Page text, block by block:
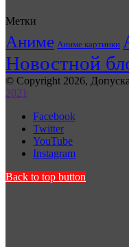
Метки
Аниме Аниме картинки
Новостной
© Copyright 2026,
2021
Facebook
Twitter
YouTube
Instagram
Back to top button